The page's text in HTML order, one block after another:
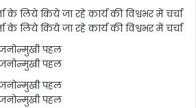
के लिये किये जा रहे कार्य की विश्वभर में चर्चा
के लिये किये जा रहे कार्य की विश्वभर में चर्चा
जनोन्मुखी पहल
जनोन्मुखी पहल
जनोन्मुखी पहल
जनोन्मुखी पहल